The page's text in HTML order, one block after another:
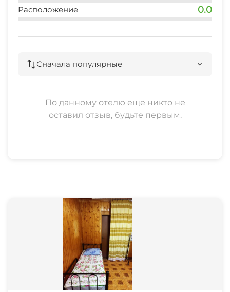
3 мин
10 мин
Расположение 0.0
Сначала популярные
По данному отелю еще никто не
оставил отзыв, будьте первым.